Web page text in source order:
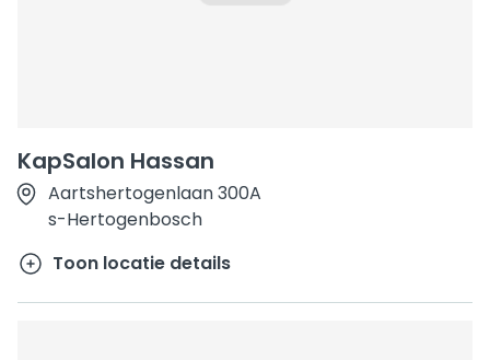
KapSalon Hassan
Aartshertogenlaan 300A
s-Hertogenbosch
Toon locatie details